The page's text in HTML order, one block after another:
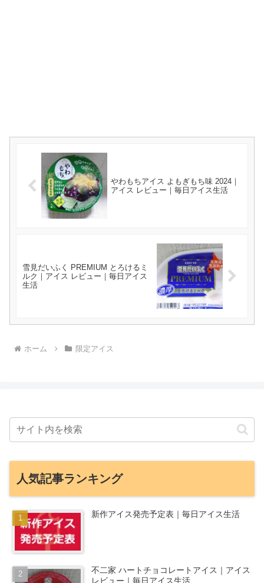
やわもちアイス よもぎもち味 2024｜
アイス レビュー｜毎日アイス生活
雪見だいふく PREMIUM とろけるミ
ルク｜アイス レビュー｜毎日アイス
生活
ホーム 限定アイス
人気記事ランキング
新作アイス発売予定表｜毎日アイス生活
不二家 ハートチョコレートアイス｜アイス
レビュー｜毎日アイス生活